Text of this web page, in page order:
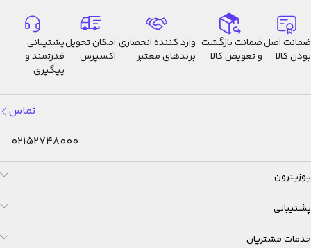
ضمانت اصل
بودن کالا
ضمانت بازگشت
و تعویض کالا
وارد کننده انحصاری
برندهای معتبر
امکان تحویل
اکسپرس
پشتیبانی
قدرتمند و
پیگیری
تماس
02152748000
پوزیترون
پشتیبانی
خدمات مشتریان